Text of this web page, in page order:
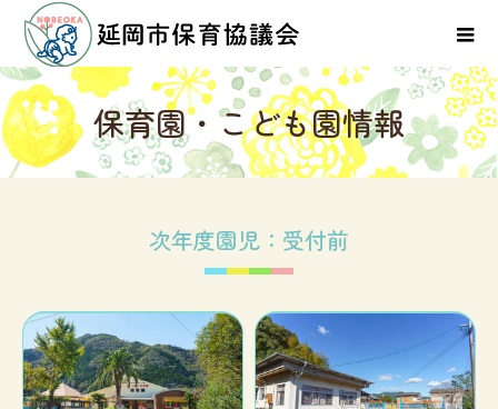
保育園・ こども園情報
次年度園児：受付前